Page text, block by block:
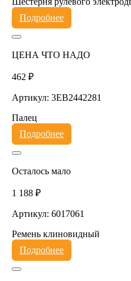
Подробнее
ЦЕНА ЧТО НАДО
462 ₽
Артикул: 3EB2442281
Палец
Подробнее
Осталось мало
1 188 ₽
Артикул: 6017061
Ремень клиновидный
Подробнее